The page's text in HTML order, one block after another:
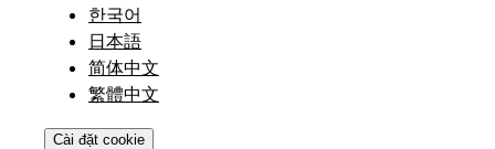
한국어
日本語
简体中文
繁體中文
Cài đặt cookie